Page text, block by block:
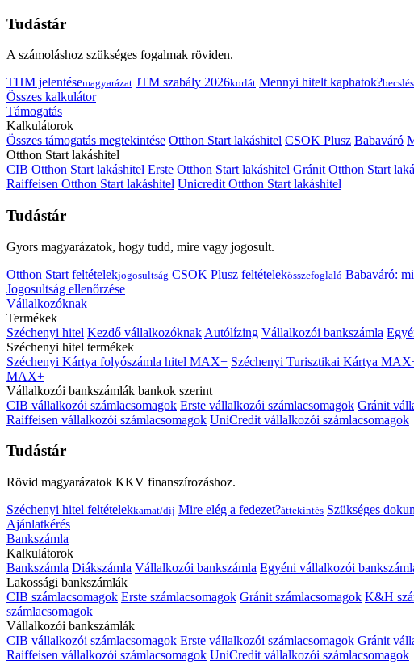
Tudástár
A számoláshoz szükséges fogalmak röviden.
THM jelentésemagyarázat JTM szabály 2026korlát Mennyi hitelt kaphatok?becslés
Összes kalkulátor
Támogatás
Kalkulátorok
Összes támogatás megtekintése Otthon Start lakáshitel CSOK Plusz Babaváró
Otthon Start lakáshitel
CIB Otthon Start lakáshitel Erste Otthon Start lakáshitel Gránit Otthon Start
Raiffeisen Otthon Start lakáshitel Unicredit Otthon Start lakáshitel
Tudástár
Gyors magyarázatok, hogy tudd, mire vagy jogosult.
Otthon Start feltételekjogosultság CSOK Plusz feltételekösszefoglaló Babaváró:
Jogosultság ellenőrzése
Vállalkozóknak
Termékek
Széchenyi hitel Kezdő vállalkozóknak Autólízing Vállalkozói bankszámla
Széchenyi hitel termékek
Széchenyi Kártya folyószámla hitel MAX+ Széchenyi Turisztikai Kártya
MAX+
Vállalkozói bankszámlák bankok szerint
CIB vállalkozói számlacsomagok Erste vállalkozói számlacsomagok Gránit
Raiffeisen vállalkozói számlacsomagok UniCredit vállalkozói számlacsomagok
Tudástár
Rövid magyarázatok KKV finanszírozáshoz.
Széchenyi hitel feltételekkamat/díj Mire elég a fedezet?áttekintés Szükséges
Ajánlatkérés
Bankszámla
Kalkulátorok
Bankszámla Diákszámla Vállalkozói bankszámla Egyéni vállalkozói
Lakossági bankszámlák
CIB számlacsomagok Erste számlacsomagok Gránit számlacsomagok K&H
számlacsomagok
Vállalkozói bankszámlák
CIB vállalkozói számlacsomagok Erste vállalkozói számlacsomagok Gránit
Raiffeisen vállalkozói számlacsomagok UniCredit vállalkozói számlacsomagok